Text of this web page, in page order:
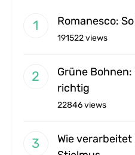
Romanesco:
191522 views
Grüne
richtig
22846 views
Wie